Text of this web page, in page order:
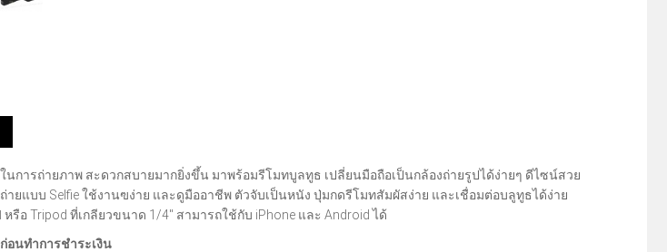
การถ่ายภาพ สะดวกสบายมากยิ่งขึ้น มาพร้อมรีโมทบูลทูธ เปลี่ยนมือถือเป็นกล้องถ่ายรูปได้ง่ายๆ ดีไซน์สวย
ยแบบ Selfie ใช้งานฃง่าย และดูมืออาชีพ ตัวจับเป็นหนัง ปุ่มกดรีโมทสัมผัสง่าย และเชื่อมต่อบลูทูธได้ง่าย
รือ Tripod ที่เกลียวขนาด 1/4″ สามารถใช้กับ iPhone และ Android ได้
ก่อนทำการชำระเงิน